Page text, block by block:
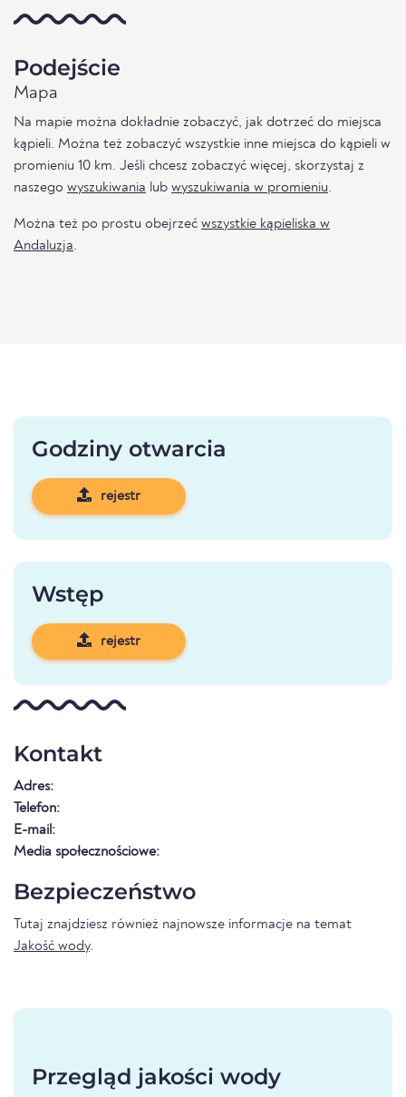
Podejście
Mapa
Na mapie można dokładnie zobaczyć, jak dotrzeć do miejsca
kąpieli. Można też zobaczyć wszystkie inne miejsca do kąpieli w
promieniu 10 km. Jeśli chcesz zobaczyć więcej, skorzystaj z
naszego wyszukiwania lub wyszukiwania w promieniu.
Można też po prostu obejrzeć wszystkie kąpieliska w
Andaluzja.
Godziny otwarcia
rejestr
Wstęp
rejestr
Kontakt
Adres:
Telefon:
E-mail:
Media społecznościowe:
Bezpieczeństwo
Tutaj znajdziesz również najnowsze informacje na temat
Jakość wody.
Przegląd jakości wody